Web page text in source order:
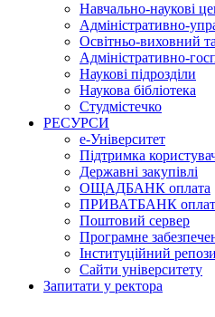
Навчально-наукові
Адміністративно-
Освітньо-виховний
Адміністративно-
Наукові підрозділи
Наукова бібліотека
Студмістечко
РЕСУРСИ
е-Університет
Підтримка
Державні закупівлі
ОЩАДБАНК оплата
ПРИВАТБАНК
Поштовий сервер
Програмне
Інституційний
Сайти університету
Запитати у ректора